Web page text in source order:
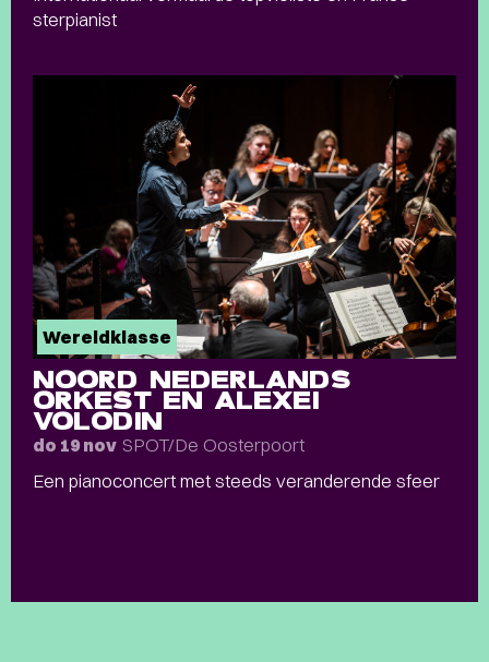
sterpianist
Wereldklasse
NOORD NEDERLANDS
ORKEST EN ALEXEI
VOLODIN
do 19 nov SPOT/De Oosterpoort
Een pianoconcert met steeds veranderende sfeer